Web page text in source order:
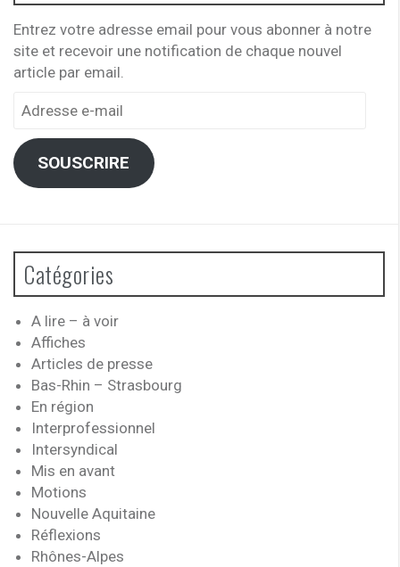
Entrez votre adresse email pour vous abonner à notre
site et recevoir une notification de chaque nouvel
article par email.
Adresse
mail
SOUSCRIRE
Catégories
A lire – à voir
Affiches
Articles de presse
Bas-Rhin – Strasbourg
En région
Interprofessionnel
Intersyndical
Mis en avant
Motions
Nouvelle Aquitaine
Réflexions
Rhônes-Alpes